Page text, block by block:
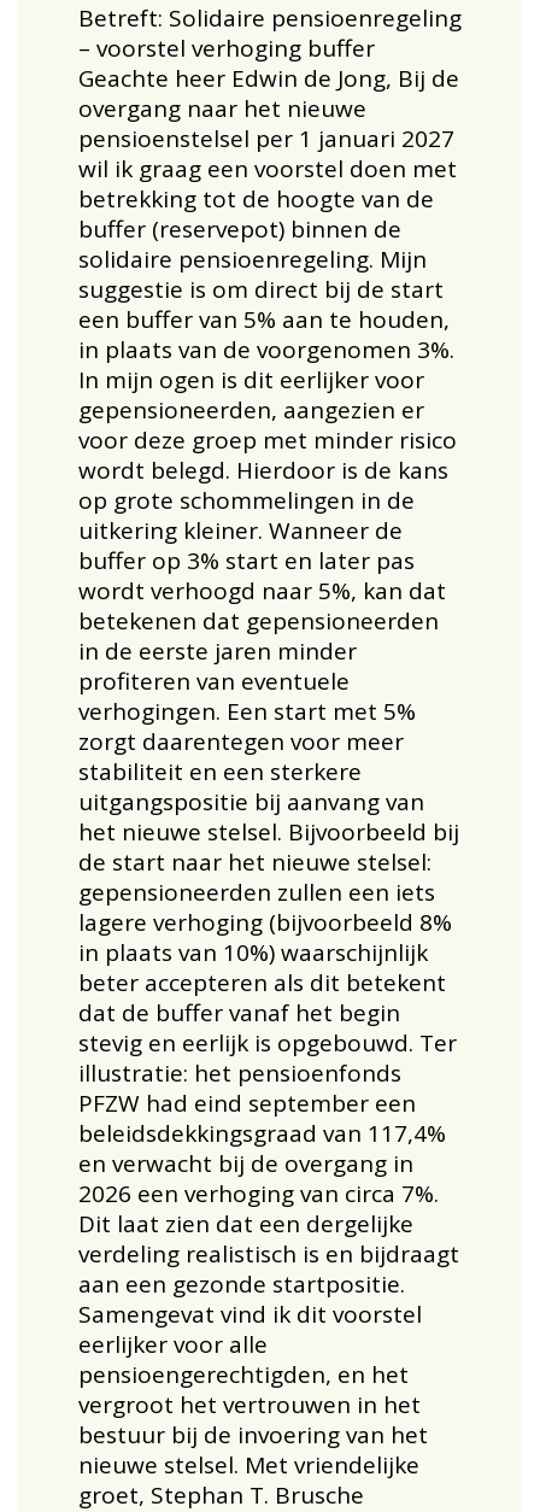
Betreft: Solidaire pensioenregeling
– voorstel verhoging buffer
Geachte heer Edwin de Jong, Bij de
overgang naar het nieuwe
pensioenstelsel per 1 januari 2027
wil ik graag een voorstel doen met
betrekking tot de hoogte van de
buffer (reservepot) binnen de
solidaire pensioenregeling. Mijn
suggestie is om direct bij de start
een buffer van 5% aan te houden,
in plaats van de voorgenomen 3%.
In mijn ogen is dit eerlijker voor
gepensioneerden, aangezien er
voor deze groep met minder risico
wordt belegd. Hierdoor is de kans
op grote schommelingen in de
uitkering kleiner. Wanneer de
buffer op 3% start en later pas
wordt verhoogd naar 5%, kan dat
betekenen dat gepensioneerden
in de eerste jaren minder
profiteren van eventuele
verhogingen. Een start met 5%
zorgt daarentegen voor meer
stabiliteit en een sterkere
uitgangspositie bij aanvang van
het nieuwe stelsel. Bijvoorbeeld bij
de start naar het nieuwe stelsel:
gepensioneerden zullen een iets
lagere verhoging (bijvoorbeeld 8%
in plaats van 10%) waarschijnlijk
beter accepteren als dit betekent
dat de buffer vanaf het begin
stevig en eerlijk is opgebouwd. Ter
illustratie: het pensioenfonds
PFZW had eind september een
beleidsdekkingsgraad van 117,4%
en verwacht bij de overgang in
2026 een verhoging van circa 7%.
Dit laat zien dat een dergelijke
verdeling realistisch is en bijdraagt
aan een gezonde startpositie.
Samengevat vind ik dit voorstel
eerlijker voor alle
pensioengerechtigden, en het
vergroot het vertrouwen in het
bestuur bij de invoering van het
nieuwe stelsel. Met vriendelijke
groet, Stephan T. Brusche